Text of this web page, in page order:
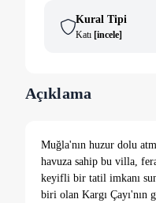
Kural Tipi
Katı [i̇ncele]
Açıklama
Muğla'nın huzur dolu
havuza sahip bu villa,
keyifli bir tatil imkanı
biri olan Kargı Çayı'nın